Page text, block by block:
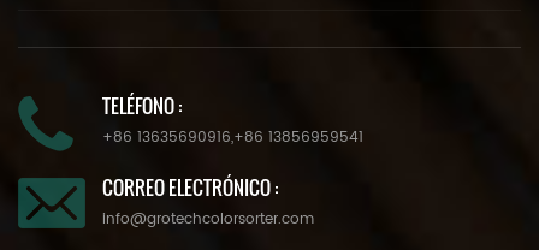
TELÉFONO :
+86 13635690916,+86 13856959541
CORREO ELECTRÓNICO :
info@grotechcolorsorter.com